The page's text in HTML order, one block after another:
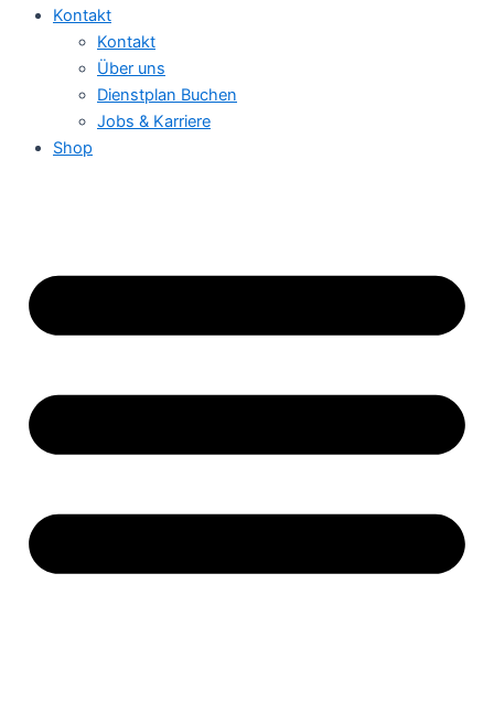
Kontakt
Kontakt
Über uns
Dienstplan Buchen
Jobs & Karriere
Shop